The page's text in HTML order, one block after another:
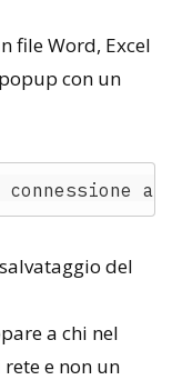
file Word, Excel
con un
del
a chi nel
e non un